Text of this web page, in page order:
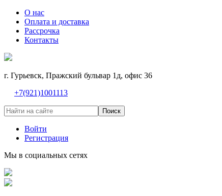
О нас
Оплата и доставка
Рассрочка
Контакты
г. Гурьевск, Пражский бульвар 1д, офис 36
+7(921)1001113
Поиск
Войти
Регистрация
Мы в социальных сетях